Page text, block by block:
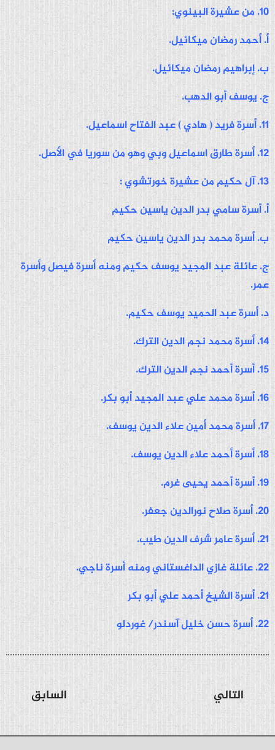
10. من عشيرة البينوي:
أ. أحمد رمضان ميكائيل.
ب. إبراهيم رمضان ميكائيل.
ج. يوسف أبو الدهب.
11. أسرة فريد ( هادي ) عبد الفتاح اسماعيل.
12. أسرة طارق اسماعيل وبي وهو من سوريا في الأصل.
13. آل حكيم من عشيرة خورتشوي :
أ. أسرة سامي بدر الدين ياسين حكيم
ب. أسرة محمد بدر الدين ياسين حكيم
ج. عائلة عبد المجيد يوسف حكيم ومنه أسرة فيصل وأسرة
عمر.
د. أسرة عبد الحميد يوسف حكيم.
14. أسرة محمد نجم الدين الترك.
15. أسرة أحمد نجم الدين الترك.
16. أسرة محمد علي عبد المجيد أبو بكر.
17. أسرة محمد أمين علاء الدين يوسف.
18. أسرة أحمد علاء الدين يوسف.
19. أسرة أحمد يحيى غرم.
20. أسرة صلاح نورالدين جعفر.
21. أسرة عامر شرف الدين طيب.
22. عائلة غازي الداغستاني ومنه أسرة ناجي.
21. أسرة الشيخ أحمد علي أبو بكر
22. أسرة حسن خليل آسندر/ غوردلو
السابق التالي